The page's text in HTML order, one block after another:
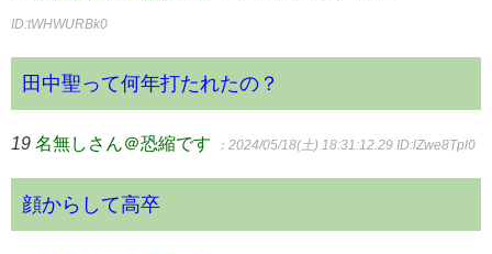
ID:tWHWURBk0
田中聖って何年打たれたの？
19 名無しさん＠恐縮です ：2024/05/18(土) 18:31:12.29 ID:lZwe8Tpl0
顔からして高卒